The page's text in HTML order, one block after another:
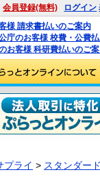
会員登録(無料) ログイン
様 請求書払いのご案内
庁のお客様 校費・公費
お客様 科研費払いのご
プライ > スタンダー